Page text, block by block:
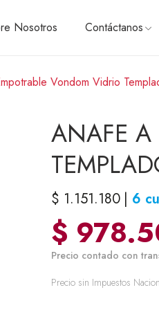
Nosotros Contáctanos
Vondom Vidrio
ANAFE A
$ 1.151.180
Precio sin Impuestos
6
$
Precio contado con